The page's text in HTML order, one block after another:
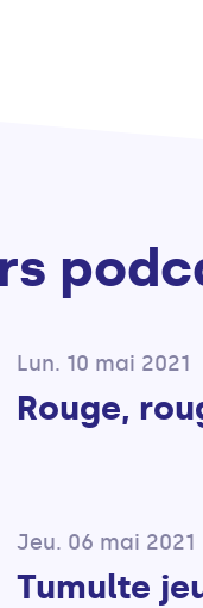
Lun. 10 mai 2021
Rouge,
Jeu. 06 mai 2021
Tumulte